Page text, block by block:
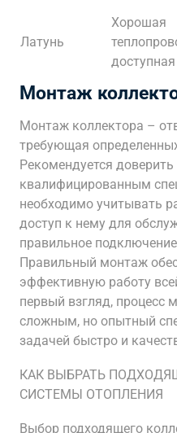
Латунь
Хорошая
Монтаж
Монтаж коллектора –
требующая
Рекомендуется доверить
квалифицированным
необходимо учитывать
доступ к нему для
правильное подключение
Правильный монтаж
эффективную работу
первый взгляд, процесс
сложным, но опытный
задачей быстро и
КАК ВЫБРАТЬ
СИСТЕМЫ ОТОПЛЕНИЯ
Выбор подходящего